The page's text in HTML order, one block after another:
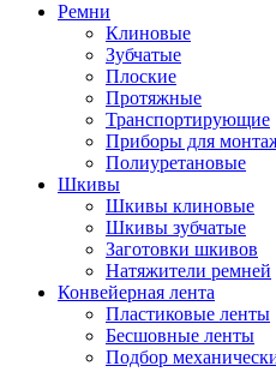
Ремни
Клиновые
Зубчатые
Плоские
Протяжные
Транспортирующие
Приборы для
Полиуретановые
Шкивы
Шкивы клиновые
Шкивы зубчатые
Заготовки шкивов
Натяжители ремней
Конвейерная лента
Пластиковые ленты
Бесшовные ленты
Подбор